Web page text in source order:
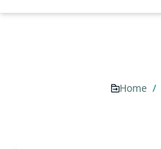
Home /